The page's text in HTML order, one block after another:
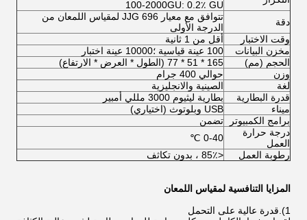
100-2000GU: 0.2٪ GU
دقة
تتوافق مع معيار JJG 696 لمقياس اللمعان من
الدرجة الأولى
وقت الاختبار
أقل من 1 ثانية
مخزن البيانات
100 عينة قياسية ؛10000 عينة اختبار
الحجم (مم)
165 * 51 * 77 (الطول * العرض * الارتفاع)
وزن
حوالي 400 جرام
لغة
الصينية والانجليزية
قدرة البطارية
بطارية ليثيوم 3000 مللي أمبير
ميناء
USB وبلوتوث (اختياري)
برامج الكمبيوتر
تضمن
درجة حرارة
العمل
0-40 ℃
رطوبة العمل
<85٪ ، بدون تكاثف
المزايا التنافسية لمقياس اللمعان
1).قدرة عالية على التحمل